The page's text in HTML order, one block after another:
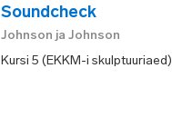
Soundcheck
Johnson ja Johnson
Kursi 5 (EKKM-i skulptuuriaed)